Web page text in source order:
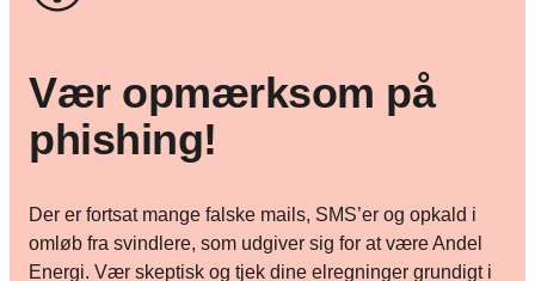
Vær opmærksom på
phishing!
Der er fortsat mange falske mails, SMS’er og opkald i
omløb fra svindlere, som udgiver sig for at være Andel
Energi. Vær skeptisk og tjek dine elregninger grundigt i